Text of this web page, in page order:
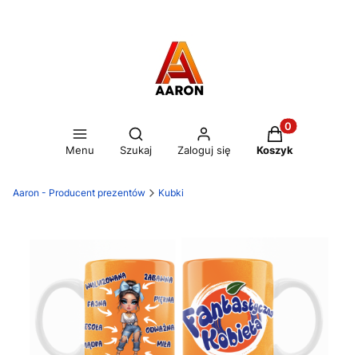
Menu
Otwórz wyszukiwarkę
Szukaj Zaloguj się
Produkty w
Koszyk
Aaron - Producent prezentów Kubki